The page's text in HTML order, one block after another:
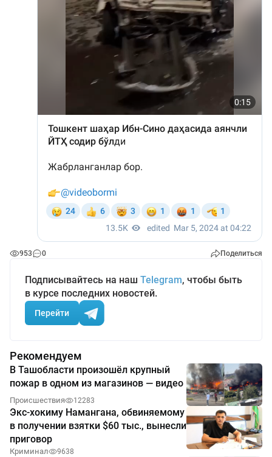
953 0 Поделиться
Подписывайтесь на наш Telegram, чтобы быть
в курсе последних новостей.
Перейти
Рекомендуем
В Ташобласти произошёл крупный
пожар в одном из магазинов — видео
Происшествия 12283
Экс-хокиму Намангана, обвиняемому
в получении взятки $60 тыс., вынесли
приговор
Криминал 9638